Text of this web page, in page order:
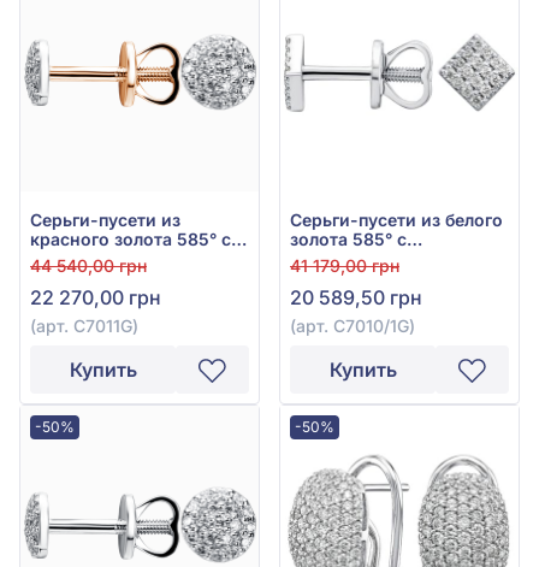
Серьги-пусети из
красного золота 585° с
бриллиантом 0,11ct, арт.
С7011G
44 540,00 грн
22 270,00 грн
(арт. С7011G)
Купить
Серьги-пусети из белого
золота 585° с
бриллиантом 0,09ct, арт.
С7010/1G
41 179,00 грн
20 589,50 грн
(арт. С7010/1G)
Купить
-50% -50%